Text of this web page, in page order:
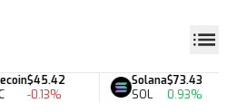
$45.42
-0.13%
Solana
SOL
$73.43
0.93%